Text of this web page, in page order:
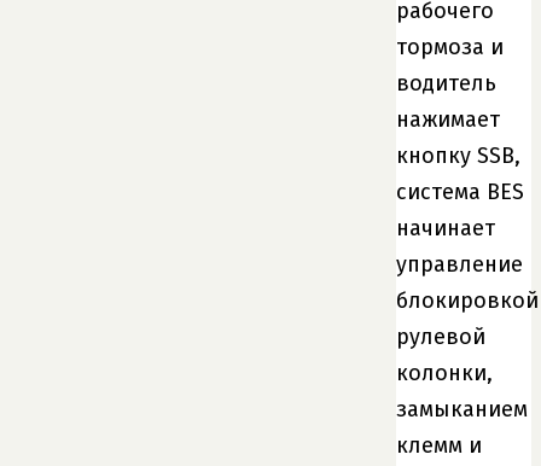
рабочего
тормоза и
водитель
нажимает
кнопку SSB,
система BES
начинает
управление
блокировкой
рулевой
колонки,
замыканием
клемм и